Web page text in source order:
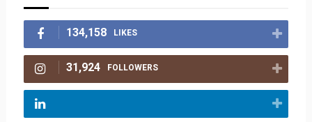
134,158 LIKES
31,924 FOLLOWERS